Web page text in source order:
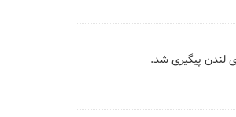
لندن پیگیری شد.